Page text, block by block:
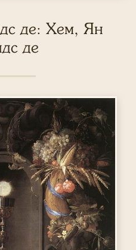
де: Хем, Ян
де